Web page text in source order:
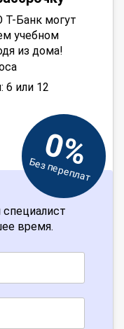
Банк могут
учебном
из дома!
6 или 12
0%
Без переплат
время.